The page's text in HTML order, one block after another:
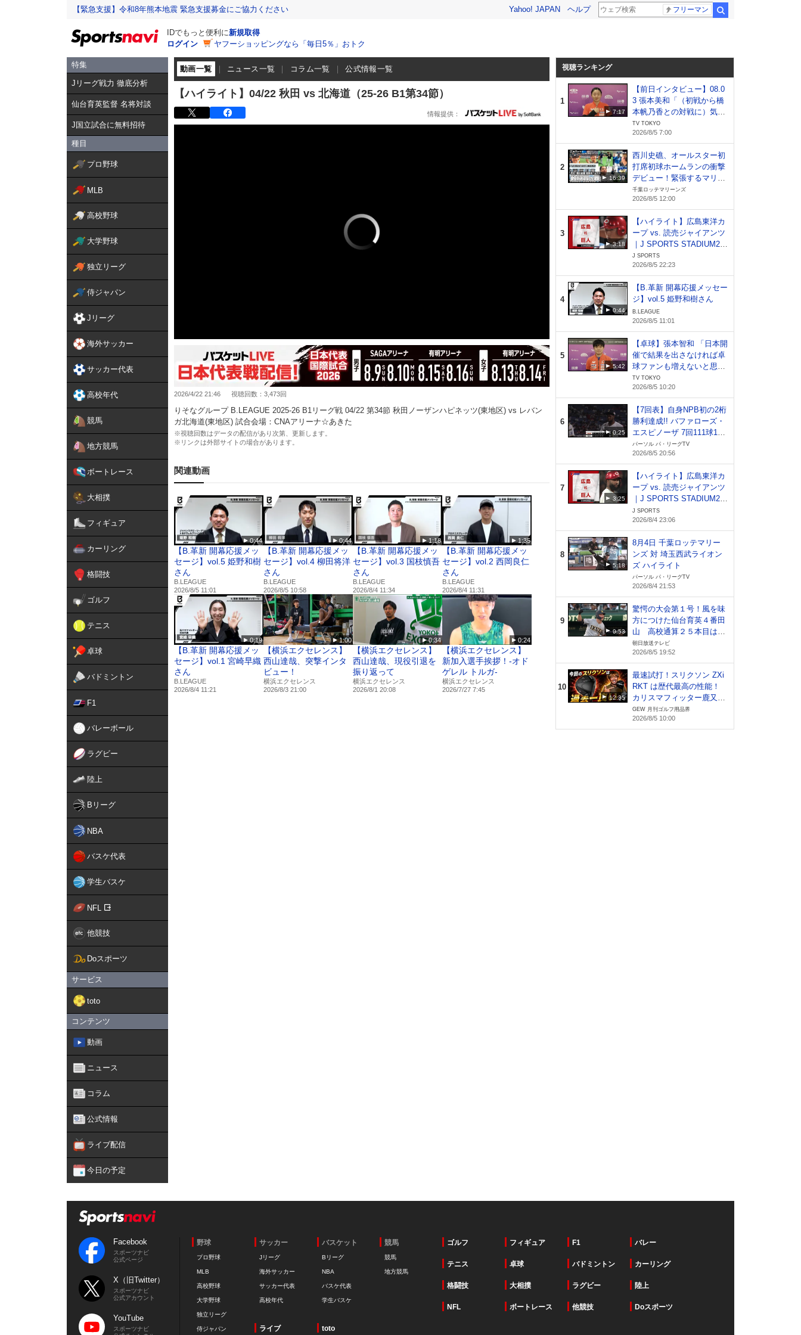
【緊急支援】令和8年熊本地震 緊急支援募金にご協力ください Yahoo! JAPAN ヘルプ フリーマン
IDでもっと便利に新規取得
ログイン
ヤフーショッピングなら「毎日5％」おトク
特集
Jリーグ戦力 徹底分析
仙台育英監督 名将対談
J国立試合に無料招待
種目
プロ野球
MLB
高校野球
大学野球
独立リーグ
侍ジャパン
Jリーグ
海外サッカー
サッカー代表
高校年代
競馬
地方競馬
ボートレース
大相撲
フィギュア
カーリング
格闘技
ゴルフ
テニス
卓球
バドミントン
F1
バレーボール
ラグビー
陸上
Bリーグ
NBA
バスケ代表
学生バスケ
NFL
他競技
Doスポーツ
サービス
toto
コンテンツ
動画
ニュース
コラム
公式情報
ライブ配信
今日の予定
動画一覧 ニュース一覧 コラム一覧 公式情報一覧
【ハイライト】04/22 秋田 vs 北海道（25-26 B1第34節）
2026/4/22 21:46 視聴回数：3,473回
りそなグループ B.LEAGUE 2025-26 B1リーグ戦 04/22 第34節 秋田ノーザンハピネッツ(東地区) vs レバン
ガ北海道(東地区) 試合会場：CNAアリーナ☆あきた
※視聴回数はデータの配信があり次第、更新します。
※リンクは外部サイトの場合があります。
関連動画
0:44
【B.革新 開幕応援メッ
セージ】vol.5 姫野和樹
さん
B.LEAGUE
2026/8/5 11:01
0:44
【B.革新 開幕応援メッ
セージ】vol.4 柳田将洋
さん
B.LEAGUE
2026/8/5 10:58
1:18
【B.革新 開幕応援メッ
セージ】vol.3 国枝慎吾
さん
B.LEAGUE
2026/8/4 11:34
1:35
【B.革新 開幕応援メッ
セージ】vol.2 西岡良仁
さん
B.LEAGUE
2026/8/4 11:31
0:19
【B.革新 開幕応援メッ
セージ】vol.1 宮崎早織
さん
B.LEAGUE
2026/8/4 11:21
1:00
【横浜エクセレンス】
西山達哉、突撃インタ
ビュー！
横浜エクセレンス
2026/8/3 21:00
0:34
【横浜エクセレンス】
西山達哉、現役引退を
振り返って
横浜エクセレンス
2026/8/1 20:08
0:24
【横浜エクセレンス】
新加入選手挨拶！-オド
ゲレル トルガ-
横浜エクセレンス
2026/7/27 7:45
視聴ランキング
1
7:17
【前日インタビュー】08.0
3 張本美和「（初戦から橋
本帆乃香との対戦に）気分
が落ちました笑 優勝を目指
して1試合ずつ頑張りた
い」｜WTTチャンピオンズ
横浜2026
TV TOKYO
2026/8/5 7:00
2
16:39
西川史礁、オールスター初
打席初球ホームランの衝撃
デビュー！緊張するマリー
ンズ戦士たちの様子をカメ
ラが撮影！【広報カメラ】
千葉ロッテマリーンズ
2026/8/5 12:00
3
3:18
【ハイライト】広島東洋カ
ープ vs. 読売ジャイアンツ
｜J SPORTS STADIUM20
26（8月5日）
J SPORTS
2026/8/5 22:23
4
0:44
【B.革新 開幕応援メッセー
ジ】vol.5 姫野和樹さん
B.LEAGUE
2026/8/5 11:01
5
5:42
【卓球】張本智和 「日本開
催で結果を出さなければ卓
球ファンも増えないと思
う。全てを賭ける気持ちで
頑張りたい」｜WTTチャン
ピオンズ横浜2026
TV TOKYO
2026/8/5 10:20
6
0:25
【7回表】自身NPB初の2桁
勝利達成!! バファローズ・
エスピノーザ 7回111球1失
点の好投!! 2026年8月5日
オリックス・バファローズ
対 東北楽天ゴールデンイー
グルス
パーソル パ・リーグTV
2026/8/5 20:56
7
3:25
【ハイライト】広島東洋カ
ープ vs. 読売ジャイアンツ
｜J SPORTS STADIUM20
26（8月4日）
J SPORTS
2026/8/4 23:06
8
5:18
8月4日 千葉ロッテマリー
ンズ 対 埼玉西武ライオン
ズ ハイライト
パーソル パ・リーグTV
2026/8/4 21:53
9
0:53
驚愕の大会第１号！風を味
方につけた仙台育英４番田
山 高校通算２５本目は甲
子園で【札幌日大vs仙台育
英】
朝日放送テレビ
2026/8/5 19:52
10
12:35
最速試打！スリクソン ZXi
RKT は歴代最高の性能！
カリスマフィッター鹿又芳
典氏が絶賛！
GEW 月刊ゴルフ用品界
2026/8/5 10:00
Facebook
スポーツナビ
公式ページ
X（旧Twitter）
スポーツナビ
公式アカウント
YouTube
スポーツナビ
野球
プロ野球
MLB
高校野球
大学野球
独立リーグ
侍ジャパン
サッカー
Jリーグ
海外サッカー
サッカー代表
高校年代
バスケット
Bリーグ
NBA
バスケ代表
学生バスケ
競馬
競馬
地方競馬
ゴルフ フィギュア F1 バレー
テニス 卓球 バドミントン カーリング
格闘技 大相撲 ラグビー 陸上
NFL ボートレース 他競技 Doスポーツ
ライブ toto